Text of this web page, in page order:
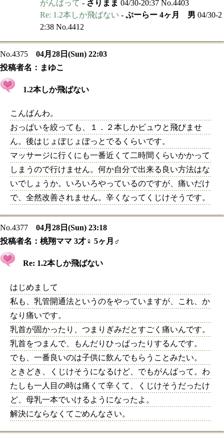
がんばって - さりまま 04/30-20:37 No.4403
Re: 1.2本しか飛ばない - ぷーらー 4ヶ月 男 04/30-2
2:38 No.4412
No.4375
04月28日(Sun) 22:03
投稿者名： まゆこ
1.2本しか飛ばない
こんばんわ。
おっぱいを絞っても、１．２本しかビュウと飛びませ
ん。後はじょぼじょぼっとでるくらいです。
マッサージに行くにも一番近くて二時間くらいかかって
しまうので行けません。何か自分で出来る良い方法はな
いでしょうか。いろいろやっているのですが、痛いだけ
で、全然改善されません。辛くなってくじけそうです。
No.4377
04月28日(Sun) 23:18
投稿者名： 桃翔ママ 3才♀ 5ヶ月♂
Re: 1.2本しか飛ばない
はじめまして
私も、乳管開通法というのをやっていますが、これ、か
なり痛いです。
乳首が固かったり、つまりぎみだとすごく痛いんです。
乳首をつまんで、もんだりひっぱったりするんです。
でも、一番良いのは子供に飲んでもらうことみたい。
ときどき、くじけそうになるけど、でもがんばって。わ
たしも一人目の時は痛くて辛くて、くじけそうだったけ
ど、母乳一本でいけるようになったよ。
解決にならなくてごめんなさい。